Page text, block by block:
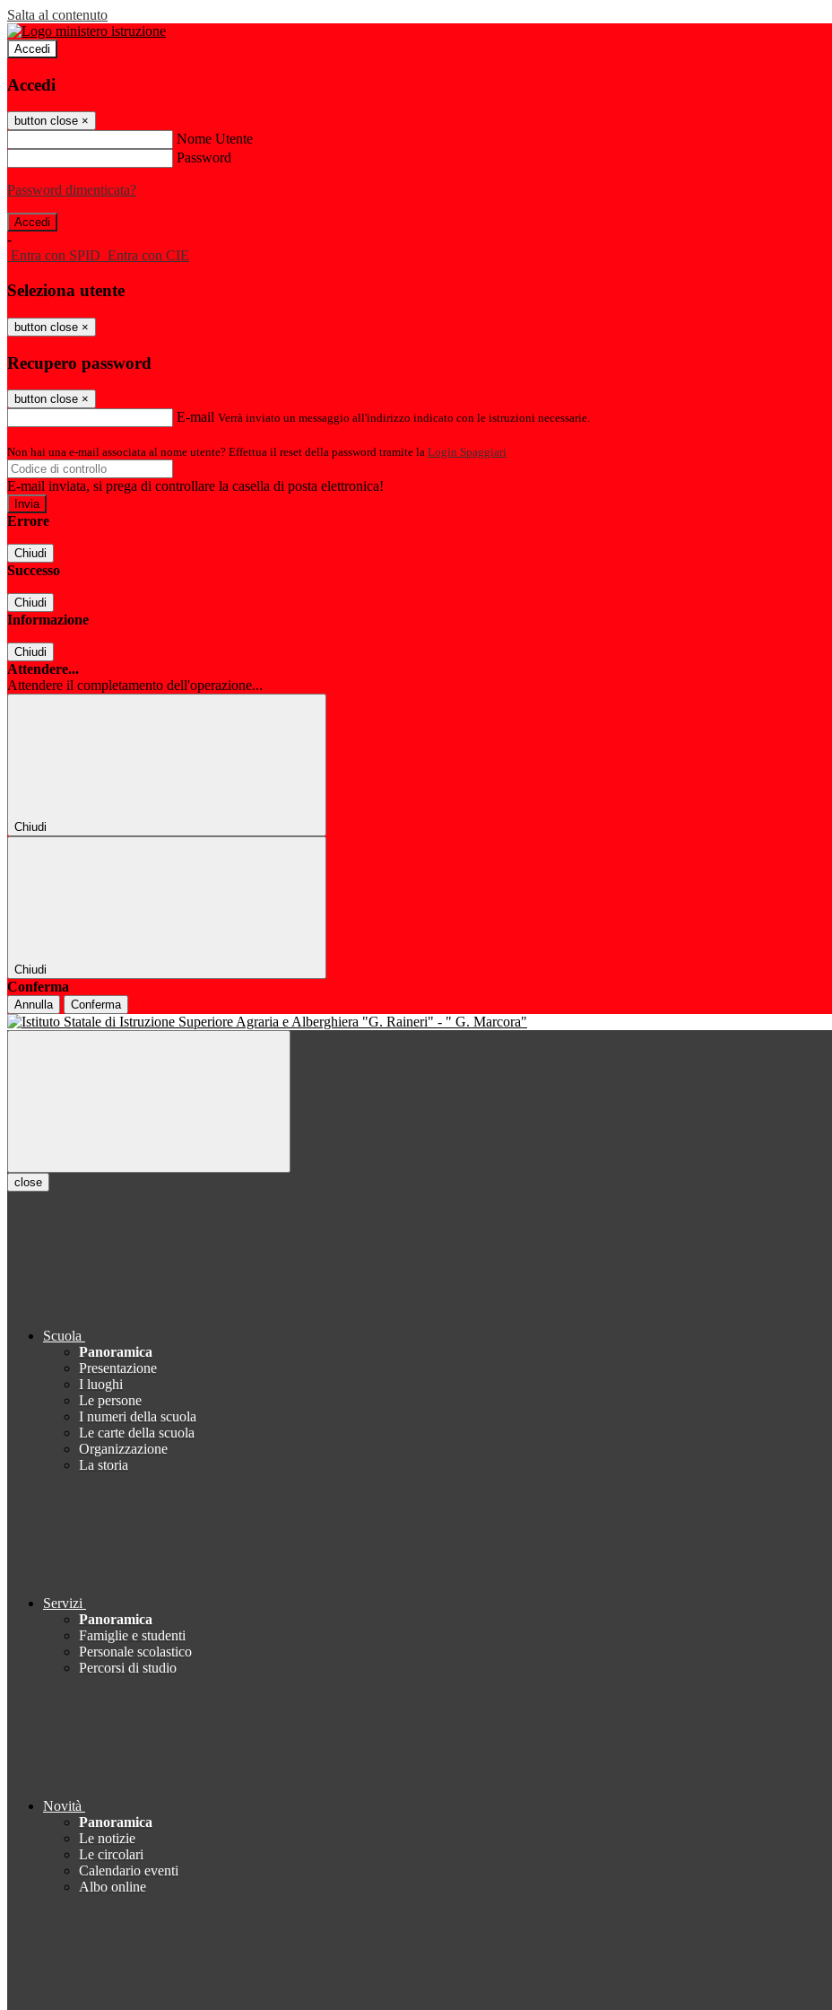
Salta al contenuto
Accedi
Accedi
button close ×
Nome Utente
Password
Password dimenticata?
-
Entra con SPID Entra con CIE
Seleziona utente
button close ×
Recupero password
button close ×
E-mail Verrà inviato un messaggio all'indirizzo indicato con le istruzioni necessarie.
Non hai una e-mail associata al nome utente? Effettua il reset della password tramite la Login Spaggiari
E-mail inviata, si prega di controllare la casella di posta elettronica!
Errore
Chiudi
Successo
Chiudi
Informazione
Chiudi
Attendere...
Attendere il completamento dell'operazione...
Chiudi
Chiudi
Conferma
Annulla Conferma
close
Scuola
Panoramica
Presentazione
I luoghi
Le persone
I numeri della scuola
Le carte della scuola
Organizzazione
La storia
Servizi
Panoramica
Famiglie e studenti
Personale scolastico
Percorsi di studio
Novità
Panoramica
Le notizie
Le circolari
Calendario eventi
Albo online